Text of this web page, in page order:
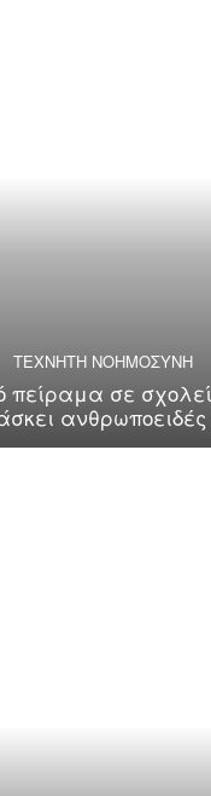
ΤΕΧΝΗΤΗ ΝΟΗΜΟΣΥΝΗ
πείραμα σε